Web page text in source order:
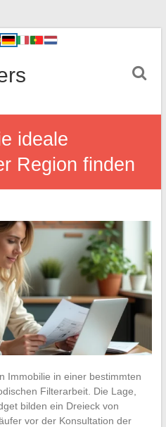
ideale
Region finden
Immobilie in einer bestimmten
Filterarbeit. Die Lage,
bilden ein Dreieck von
vor der Konsultation der